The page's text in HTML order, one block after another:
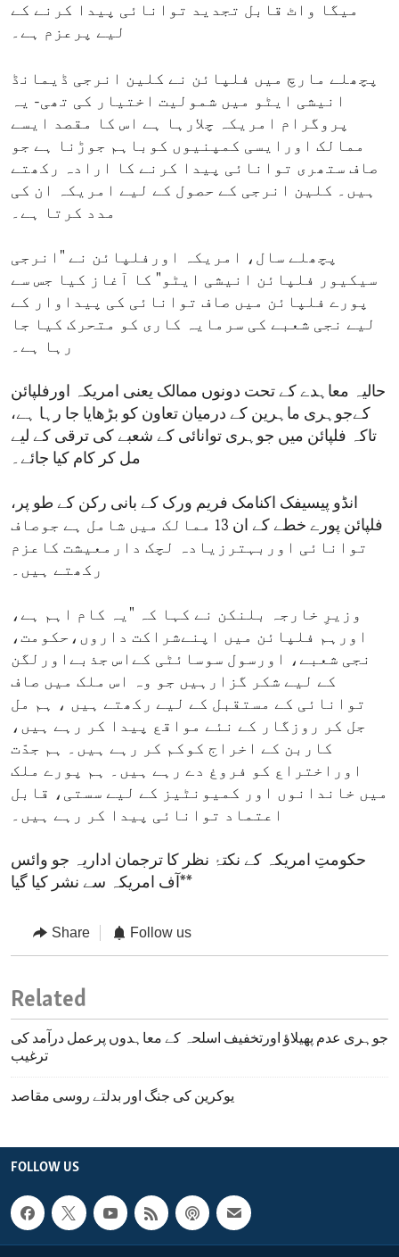
میگا واٹ قابل تجدید توانائی پیدا کرنے کے
لیے پرعزم ہے۔
پچھلے مارچ میں فلپائن نے کلین انرجی ڈیمانڈ
انیشی ایٹو میں شمولیت اختیار کی تھی- یہ
پروگرام امریکہ چلارہا ہے اس کا مقصد ایسے
ممالک اورایسی کمپنیوں کوباہم جوڑنا ہے جو
صاف ستھری توانائی پیدا کرنے کا ارادہ رکھتے
ہیں۔ کلین انرجی کے حصول کے لیے امریکہ ان کی
مدد کرتا ہے۔
پچھلے سال، امریکہ اورفلپائن نے "انرجی
سیکیور فلپائن انیشی ایٹو" کا آغاز کیا جس سے
پورے فلپائن میں صاف توانائی کی پیداوار کے
لیے نجی شعبے کی سرمایہ کاری کو متحرک کیا جا
رہا ہے۔
حالیہ معاہدے کے تحت دونوں ممالک یعنی امریکہ اورفلپائن
کےجوہری ماہرین کے درمیان تعاون کو بڑھایا جا رہا ہے،
تاکہ فلپائن میں جوہری توانائی کے شعبے کی ترقی کے لیے
مل کر کام کیا جائے۔
انڈو پیسیفک اکنامک فریم ورک کے بانی رکن کے طو پر،
فلپائن پورے خطے کے ان 13 ممالک میں شامل ہے جوصاف
توانائی اوربہترزیادہ لچک دارمعیشت کاعزم
رکھتے ہیں۔
وزیرِ خارجہ بلنکن نے کہا کہ "یہ کام اہم ہے،
اورہم فلپائن میں اپنےشراکت داروں،حکومت،
نجی شعبے، اورسول سوسائٹی کےاس جذبےاورلگن
کے لیے شکر گزارہیں جو وہ اس ملک میں صاف
توانائی کے مستقبل کے لیے رکھتے ہیں ، ہم مل
جل کر روزگار کے نئے مواقع پیدا کر رہے ہیں،
کاربن کے اخراج کوکم کر رہے ہیں۔ ہم جدّت
اوراختراع کو فروغ دے رہے ہیں۔ ہم پورے ملک
میں خاندانوں اور کمیونٹیز کے لیے سستی، قابل
اعتماد توانائی پیدا کر رہے ہیں۔
حکومتِ امریکہ کے نکتۂ نظر کا ترجمان اداریہ جو وائس
آف امریکہ سے نشر کیا گیا**
Share Follow us
Related
جوہری عدم پھیلاؤ اورتخفیف اسلحہ کے معاہدوں پرعمل درآمد کی
ترغیب
یوکرین کی جنگ اور بدلتے روسی مقاصد
FOLLOW US